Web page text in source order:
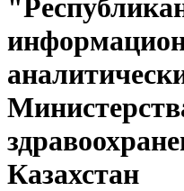
Казахстан